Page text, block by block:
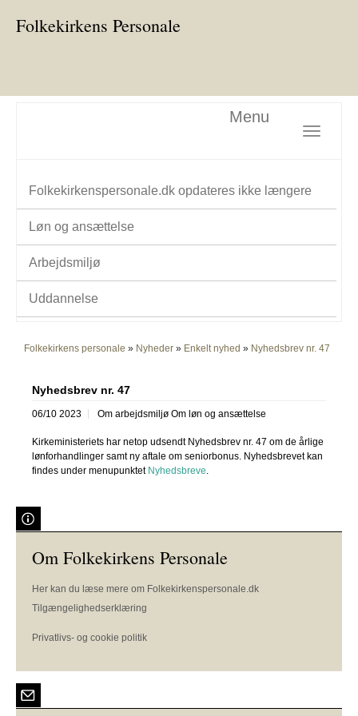
Folkekirkens Personale
Toggle
Menu
Folkekirkenspersonale.dk opdateres ikke længere
Løn og ansættelse
Arbejdsmiljø
Uddannelse
Folkekirkens personale » Nyheder » Enkelt nyhed » Nyhedsbrev nr. 47
Nyhedsbrev nr. 47
06/10 2023 Om arbejdsmiljø Om løn og ansættelse
Kirkeministeriets har netop udsendt Nyhedsbrev nr. 47 om de årlige
lønforhandlinger samt ny aftale om seniorbonus. Nyhedsbrevet kan
findes under menupunktet Nyhedsbreve
Om Folkekirkens Personale
Her kan du læse mere om Folkekirkenspersonale.dk
Tilgængelighedserklæring
Privatlivs- og cookie politik